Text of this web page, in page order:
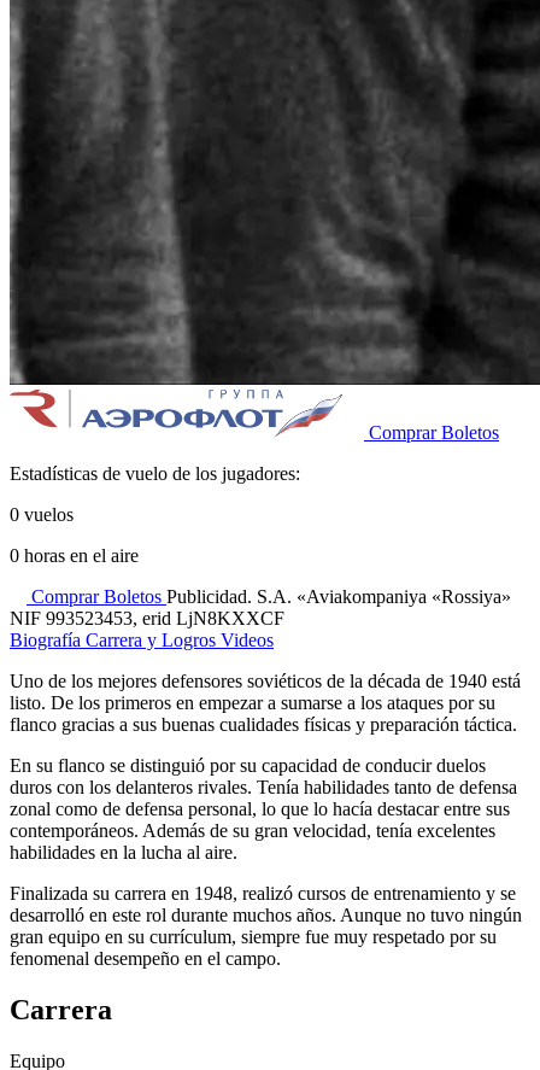
Comprar Boletos
Estadísticas de vuelo de los jugadores:
0 vuelos
0 horas en el aire
Comprar Boletos Publicidad. S.A. «Aviakompaniya «Rossiya»
NIF 993523453, erid LjN8KXXCF
Biografía Carrera y Logros Videos
Uno de los mejores defensores soviéticos de la década de 1940 está
listo. De los primeros en empezar a sumarse a los ataques por su
flanco gracias a sus buenas cualidades físicas y preparación táctica.
En su flanco se distinguió por su capacidad de conducir duelos
duros con los delanteros rivales. Tenía habilidades tanto de defensa
zonal como de defensa personal, lo que lo hacía destacar entre sus
contemporáneos. Además de su gran velocidad, tenía excelentes
habilidades en la lucha al aire.
Finalizada su carrera en 1948, realizó cursos de entrenamiento y se
desarrolló en este rol durante muchos años. Aunque no tuvo ningún
gran equipo en su currículum, siempre fue muy respetado por su
fenomenal desempeño en el campo.
Carrera
Equipo